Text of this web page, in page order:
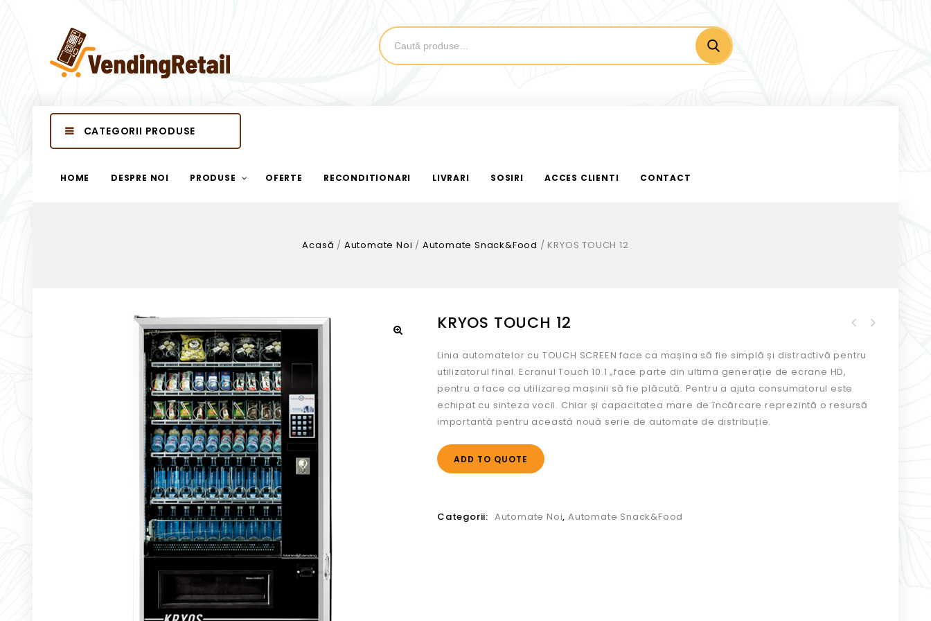
CATEGORII PRODUSE
HOME DESPRE NOI PRODUSE OFERTE RECONDITIONARI LIVRARI SOSIRI ACCES CLIENTI CONTACT
Acasă / Automate Noi / Automate Snack&Food / KRYOS TOUCH 12
KRYOS TOUCH 12
Linia automatelor cu TOUCH SCREEN face ca mașina să fie simplă și distractivă pentru
utilizatorul final. Ecranul Touch 10.1 „face parte din ultima generație de ecrane HD,
pentru a face ca utilizarea mașinii să fie plăcută. Pentru a ajuta consumatorul este
echipat cu sinteza vocii. Chiar și capacitatea mare de încărcare reprezintă o resursă
importantă pentru această nouă serie de automate de distribuție.
ADD TO QUOTE
Categorii: Automate Noi,Automate Snack&Food